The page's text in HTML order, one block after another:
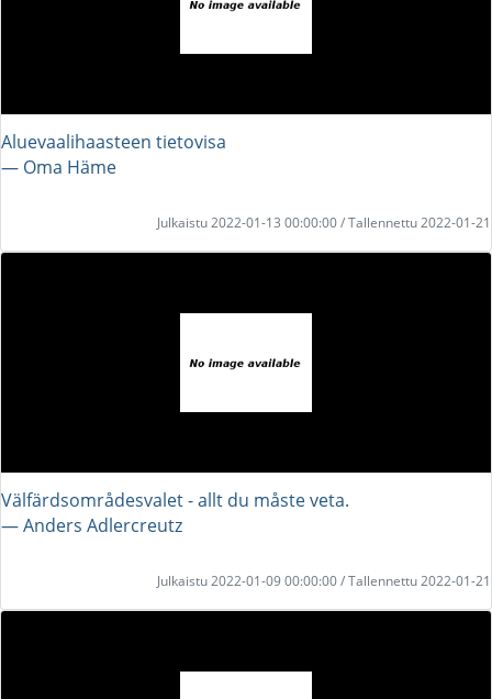
Aluevaalihaasteen tietovisa
― Oma Häme
Julkaistu 2022-01-13 00:00:00 / Tallennettu 2022-01-21
Välfärdsområdesvalet - allt du måste veta.
― Anders Adlercreutz
Julkaistu 2022-01-09 00:00:00 / Tallennettu 2022-01-21